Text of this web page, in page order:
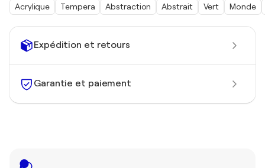
Expédition et retours
Garantie et paiement
Acrylique Tempera Abstraction Abstrait Vert Monde